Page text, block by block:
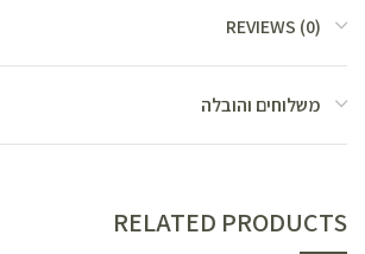
REVIEWS (0)
משלוחים והובלה
RELATED PRODUCTS